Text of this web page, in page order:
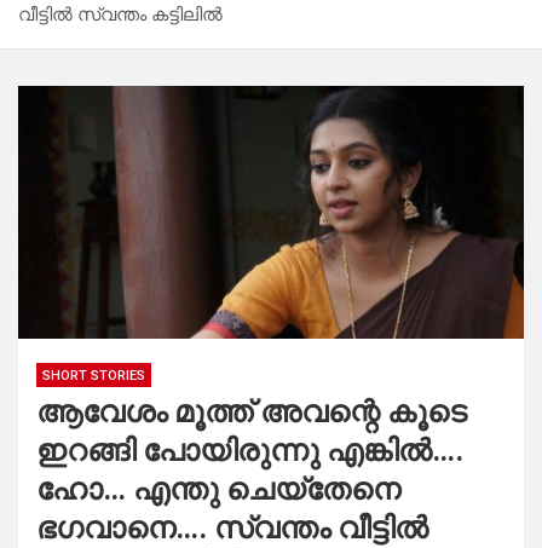
വീട്ടിൽ സ്വന്തം കട്ടിലിൽ
SHORT STORIES
ആവേശം മൂത്ത് അവന്റെ കൂടെ
ഇറങ്ങി പോയിരുന്നു എങ്കിൽ….
ഹോ… എന്തു ചെയ്തേനെ
ഭഗവാനെ…. സ്വന്തം വീട്ടിൽ